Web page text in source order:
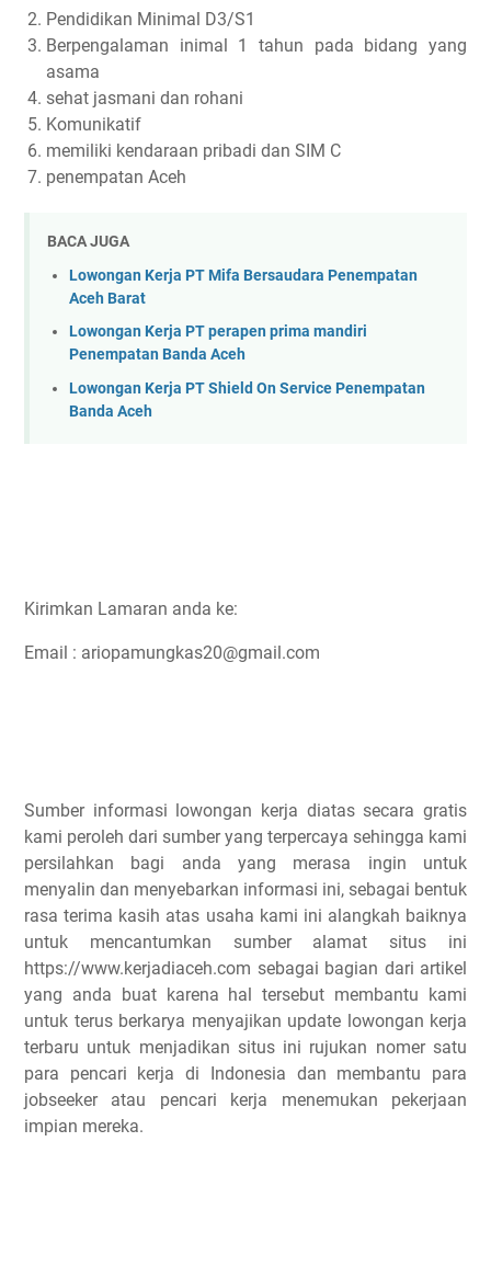
Pendidikan Minimal D3/S1
Berpengalaman inimal 1 tahun pada bidang yang
asama
sehat jasmani dan rohani
Komunikatif
memiliki kendaraan pribadi dan SIM C
penempatan Aceh
BACA JUGA
Lowongan Kerja PT Mifa Bersaudara Penempatan
Aceh Barat
Lowongan Kerja PT perapen prima mandiri
Penempatan Banda Aceh
Lowongan Kerja PT Shield On Service Penempatan
Banda Aceh
Kirimkan Lamaran anda ke:
Email : ariopamungkas20@gmail.com
Sumber informasi lowongan kerja diatas secara gratis
kami peroleh dari sumber yang terpercaya sehingga kami
persilahkan bagi anda yang merasa ingin untuk
menyalin dan menyebarkan informasi ini, sebagai bentuk
rasa terima kasih atas usaha kami ini alangkah baiknya
untuk mencantumkan sumber alamat situs ini
https://www.kerjadiaceh.com sebagai bagian dari artikel
yang anda buat karena hal tersebut membantu kami
untuk terus berkarya menyajikan update lowongan kerja
terbaru untuk menjadikan situs ini rujukan nomer satu
para pencari kerja di Indonesia dan membantu para
jobseeker atau pencari kerja menemukan pekerjaan
impian mereka.